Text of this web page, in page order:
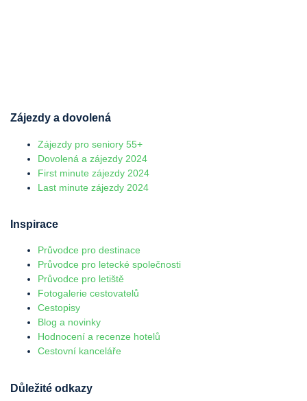
Zájezdy a dovolená
Zájezdy pro seniory 55+
Dovolená a zájezdy 2024
First minute zájezdy 2024
Last minute zájezdy 2024
Inspirace
Průvodce pro destinace
Průvodce pro letecké společnosti
Průvodce pro letiště
Fotogalerie cestovatelů
Cestopisy
Blog a novinky
Hodnocení a recenze hotelů
Cestovní kanceláře
Důležité odkazy